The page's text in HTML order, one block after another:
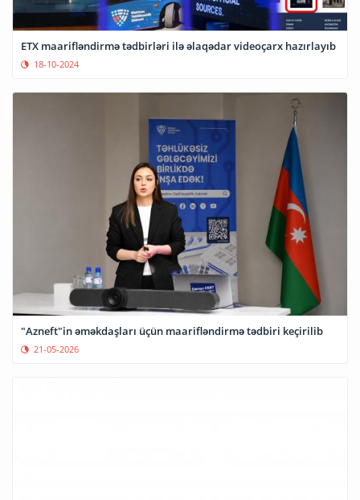
ETX maarifləndirmə tədbirləri ilə əlaqədar videoçarx hazırlayıb
18-10-2024
"Azneft"in əməkdaşları üçün maarifləndirmə tədbiri keçirilib
21-05-2026